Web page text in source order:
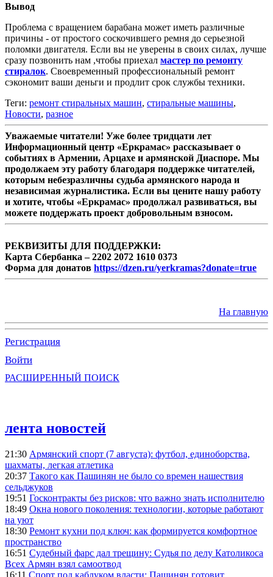
Вывод
Проблема с вращением барабана может иметь различные
причины - от простого соскочившего ремня до серьезной
поломки двигателя. Если вы не уверены в своих силах, лучше
сразу позвонить нам ,чтобы приехал мастер по ремонту
стиралок. Своевременный профессиональный ремонт
сэкономит ваши деньги и продлит срок службы техники.
Теги: ремонт стиральных машин, стиральные машины,
Новости, разное
Уважаемые читатели! Уже более тридцати лет
Информационный центр «Еркрамас» рассказывает о
событиях в Армении, Арцахе и армянской Диаспоре. Мы
продолжаем эту работу благодаря поддержке читателей,
которым небезразличны судьба армянского народа и
независимая журналистика. Если вы цените нашу работу
и хотите, чтобы «Еркрамас» продолжал развиваться, вы
можете поддержать проект добровольным взносом.
РЕКВИЗИТЫ ДЛЯ ПОДДЕРЖКИ:
Карта Сбербанка – 2202 2072 1610 0373
Форма для донатов https://dzen.ru/yerkramas?donate=true
На главную
Регистрация
Войти
РАСШИРЕННЫЙ ПОИСК
лента новостей
21:30 Армянский спорт (7 августа): футбол, единоборства,
шахматы, легкая атлетика
20:37 Такого как Пашинян не было со времен нашествия
сельджуков
19:51 Госконтракты без рисков: что важно знать исполнителю
18:49 Окна нового поколения: технологии, которые работают
на уют
18:30 Ремонт кухни под ключ: как формируется комфортное
пространство
16:51 Судебный фарс дал трещину: Судья по делу Католикоса
Всех Армян взял самоотвод
16:11 Спорт под каблуком власти: Пашинян готовит